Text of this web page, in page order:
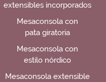
extensibles incorporados
Mesaconsola con
pata giratoria
Mesaconsola con
estilo nórdico
Mesaconsola extensible